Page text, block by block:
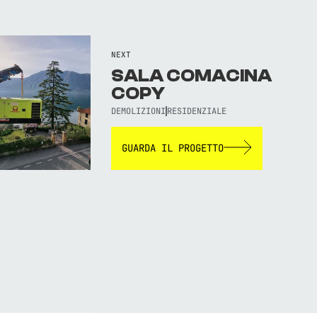
NEXT
SALA COMACINA
COPY
DEMOLIZIONI RESIDENZIALE
GUARDA IL PROGETTO